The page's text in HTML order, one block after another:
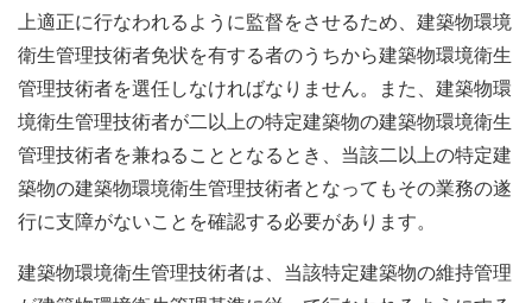
上適正に行なわれるように監督をさせるため、建築物環境
衛生管理技術者免状を有する者のうちから建築物環境衛生
管理技術者を選任しなければなりません。また、建築物環
境衛生管理技術者が二以上の特定建築物の建築物環境衛生
管理技術者を兼ねることとなるとき、当該二以上の特定建
築物の建築物環境衛生管理技術者となってもその業務の遂
行に支障がないことを確認する必要があります。
建築物環境衛生管理技術者は、当該特定建築物の維持管理